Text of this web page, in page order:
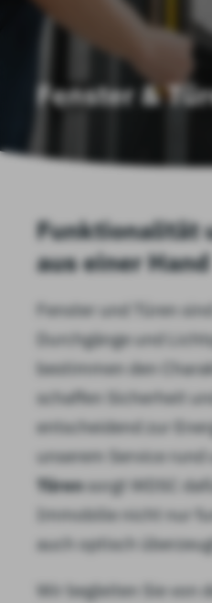
Fenster &
Funktionalität
aus einer Hand
Fenster und Türen
Durchgänge und
bestimmen den
schaffen Sicherheit
entscheidend zur
unserem Service
Türensorgt WDSC
Immobilie nicht nur
auch optisch
Wir begleiten Sie von